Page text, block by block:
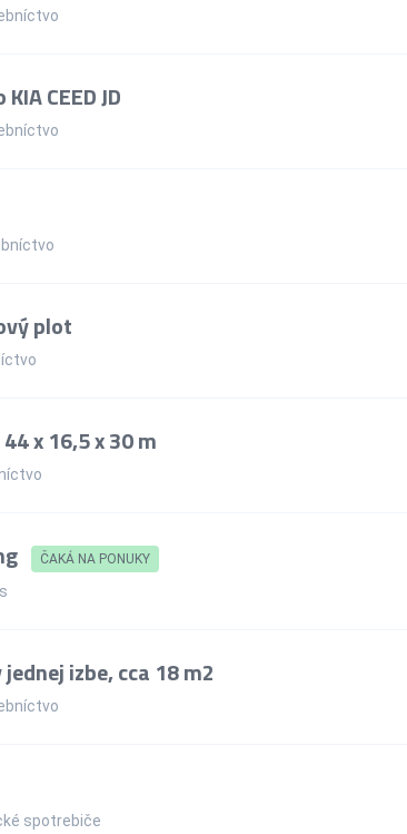
CEED JD
plot
x 16,5 x 30 m
ČAKÁ NA PONUKY
izbe, cca 18 m2
spotrebiče